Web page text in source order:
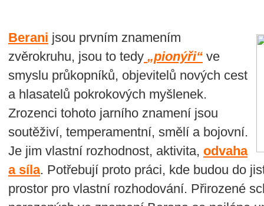
Berani jsou prvním znamením
zvěrokruhu, jsou to tedy „pionýři“ ve
smyslu průkopníků, objevitelů nových cest
a hlasatelů pokrokových myšlenek.
Zrozenci tohoto jarního znamení jsou
soutěživí, temperamentní, smělí a bojovní.
Je jim vlastní rozhodnost, aktivita, odvaha
a síla. Potřebují proto práci, kde budou do
prostor pro vlastní rozhodování. Přirozené